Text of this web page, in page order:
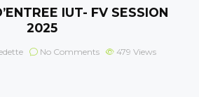
IUT- FV SESSION
2025
No Comments 479 Views